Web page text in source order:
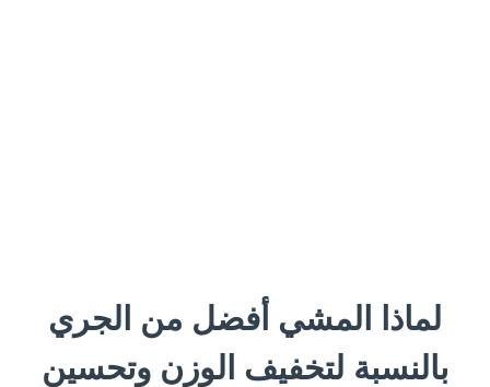
لماذا المشي أفضل من الجري
بالنسبة لتخفيف الوزن وتحسين